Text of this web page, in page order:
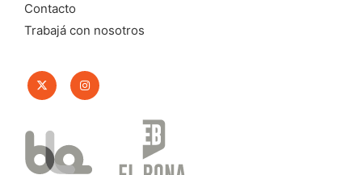
Contacto
Trabajá con nosotros